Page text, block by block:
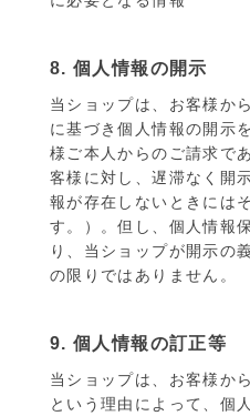
8. 個人情報の開示
当ショップは、お客様か
に基づき個人情報の開示
様ご本人からのご請求で
客様に対し、遅滞なく開
報が存在しないときには
す。）。但し、個人情報
り、当ショップが開示の
の限りではありません。
9. 個人情報の訂正等
当ショップは、お客様か
という理由によって、個